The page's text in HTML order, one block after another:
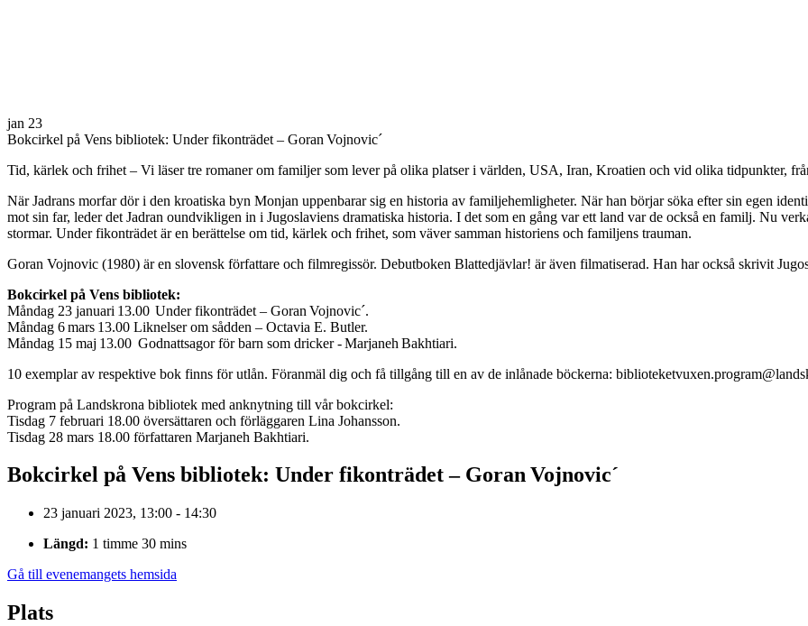
jan 23
Bokcirkel på Vens bibliotek: Under fikonträdet – Goran Vojnovic´
Tid, kärlek och frihet – Vi läser tre romaner om familjer som lever på olika platser i världen, USA, Iran, Kroatien och vid olika tidpunkter,
När Jadrans morfar dör i den kroatiska byn Monjan uppenbarar sig en historia av familjehemligheter. När han börjar söka efter sin egen
mot sin far, leder det Jadran oundvikligen in i Jugoslaviens dramatiska historia. I det som en gång var ett land var de också en familj. Nu
stormar. Under fikonträdet är en berättelse om tid, kärlek och frihet, som väver samman historiens och familjens trauman.
Goran Vojnovic (1980) är en slovensk författare och filmregissör. Debutboken Blattedjävlar! är även filmatiserad. Han har också skrivit
Bokcirkel på Vens bibliotek:
Måndag 23 januari 13.00 Under fikonträdet – Goran Vojnovic´.
Måndag 6 mars 13.00 Liknelser om sådden – Octavia E. Butler.
Måndag 15 maj 13.00 Godnattsagor för barn som dricker - Marjaneh Bakhtiari.
10 exemplar av respektive bok finns för utlån. Föranmäl dig och få tillgång till en av de inlånade böckerna:
Program på Landskrona bibliotek med anknytning till vår bokcirkel:
Tisdag 7 februari 18.00 översättaren och förläggaren Lina Johansson.
Tisdag 28 mars 18.00 författaren Marjaneh Bakhtiari.
Bokcirkel på Vens bibliotek: Under fikonträdet – Goran Vojnovic´
23 januari 2023, 13:00 - 14:30
Längd: 1 timme 30 mins
Gå till evenemangets hemsida
Plats